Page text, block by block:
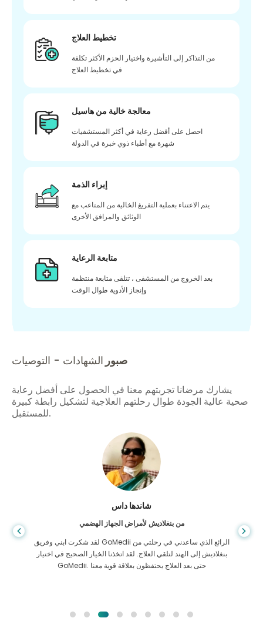
تخطيط العلاج
من التذاكر إلى التأشيرة واختيار الحزم الأكثر تكلفة
في تخطيط العلاج
معالجة خالية من هاسيل
احصل على أفضل رعاية في أكثر المستشفيات
شهرة مع أطباء ذوي خبرة في الدولة
إبراء الذمة
يتم الاعتناء بعملية التفريغ الخالية من المتاعب مع
الوثائق والمرافق الأخرى
متابعة الرعاية
بعد الخروج من المستشفى ، تتلقى متابعة منتظمة
وإنجاز الأدوية طوال الوقت
صبور الشهادات - التوصيات
يشارك مرضانا تجربتهم معنا في الحصول على أفضل رعاية
صحية عالية الجودة طوال رحلتهم العلاجية لتشكيل رابطة كبيرة
للمستقبل.
شاندها داس
من بنغلاديش لأمراض الجهاز الهضمي
لقد شكرت ابني وفريق GoMedii الرائع الذي ساعدني في رحلتي من
بنغلاديش إلى الهند لتلقي العلاج. لقد اتخذنا الخيار الصحيح في اختيار
GoMedii. حتى بعد العلاج يحتفظون بعلاقة قوية معنا